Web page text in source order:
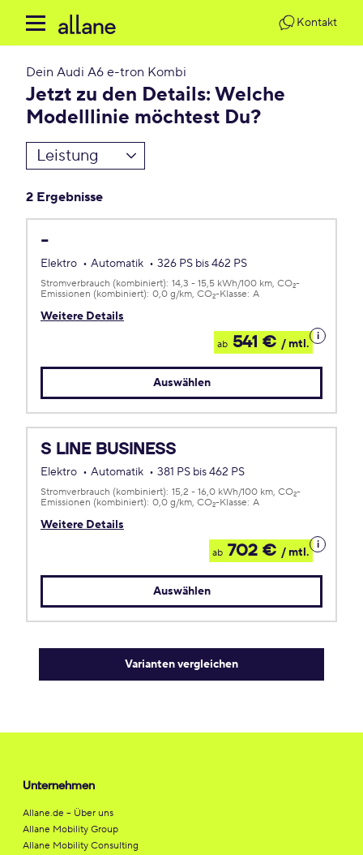
Kontakt
Dein Audi A6 e-tron Kombi
Jetzt zu den Details: Welche
Modelllinie möchtest Du?
Leistung
2 Ergebnisse
-
Elektro Automatik 326 PS bis 462 PS
Weitere Details
Stromverbrauch (kombiniert): 14,3 - 15,5 kWh/100 km CO2-
Emissionen (kombiniert): 0,0 g/km CO2-Klasse: A
ab 541 € / mtl.
Details
zum
Auswählen
S LINE BUSINESS
Elektro Automatik 381 PS bis 462 PS
Weitere Details
Stromverbrauch (kombiniert): 15,2 - 16,0 kWh/100 km CO2-
Emissionen (kombiniert): 0,0 g/km CO2-Klasse: A
ab 702 € / mtl.
Details
zum
Auswählen
Varianten vergleichen
Unternehmen
Allane.de – Über uns
Allane Mobility Group
Allane Mobility Consulting